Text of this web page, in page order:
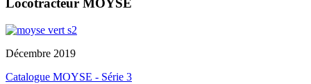
Locotracteur MOYSE
Décembre 2019
Catalogue MOYSE - Série 3